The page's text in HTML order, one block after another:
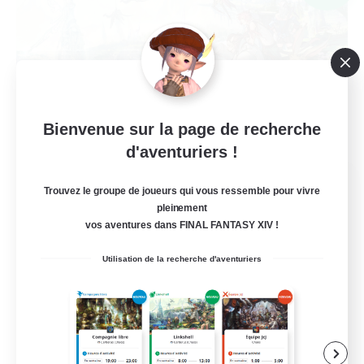
Ministry of Scribes
Recrutement de nouveaux membres
Dynamis
Places à pourvoir
Adventuring
Débutants bienvenus
Bienvenue sur la page de recherche
d'aventuriers !
Trouvez le groupe de joueurs qui vous ressemble pour vivre
pleinement
vos aventures dans FINAL FANTASY XIV !
Utilisation de la recherche d'aventuriers